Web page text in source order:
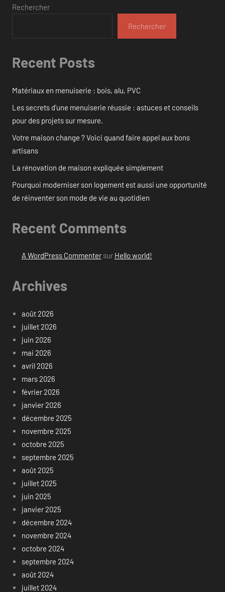
Rechercher
Rechercher
Recent Posts
Matériaux en menuiserie : bois, alu, PVC
Les secrets d’une menuiserie réussie : astuces et conseils
pour des projets sur mesure.
Votre maison change ? Voici quand faire appel aux bons
artisans
La rénovation de maison expliquée simplement
Pourquoi moderniser son logement est aussi une opportunité
de réinventer son mode de vie au quotidien
Recent Comments
A WordPress Commentersur Hello world!
Archives
août 2026
juillet 2026
juin 2026
mai 2026
avril 2026
mars 2026
février 2026
janvier 2026
décembre 2025
novembre 2025
octobre 2025
septembre 2025
août 2025
juillet 2025
juin 2025
janvier 2025
décembre 2024
novembre 2024
octobre 2024
septembre 2024
août 2024
juillet 2024